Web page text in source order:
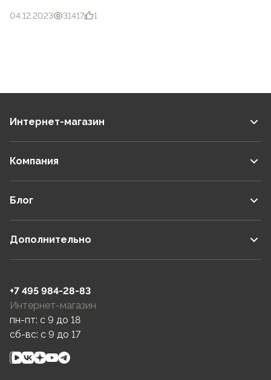
04.12.2023 31417 1
Интернет-магазин
Компания
Блог
Дополнительно
+7 495 984-28-83
Интернет-магазин
пн-пт: c 9 до 18
сб-вс: c 9 до 17